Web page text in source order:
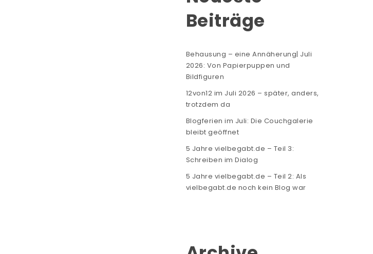
Beiträge
Behausung – eine Annäherung| Juli
2026: Von Papierpuppen und
Bildfiguren
12von12 im Juli 2026 – später, anders,
trotzdem da
Blogferien im Juli: Die Couchgalerie
bleibt geöffnet
5 Jahre vielbegabt.de – Teil 3:
Schreiben im Dialog
5 Jahre vielbegabt.de – Teil 2: Als
vielbegabt.de noch kein Blog war